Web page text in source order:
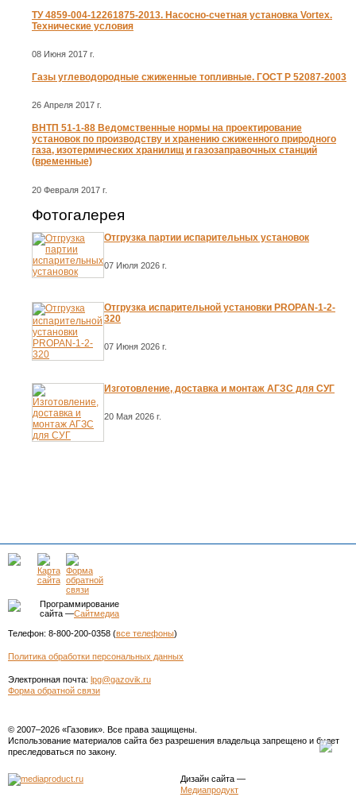
ТУ 4859-004-12261875-2013. Насосно-счетная установка Vortex.
Технические условия
08 Июня 2017 г.
Газы углеводородные сжиженные топливные. ГОСТ Р 52087-2003
26 Апреля 2017 г.
ВНТП 51-1-88 Ведомственные нормы на проектирование
установок по производству и хранению сжиженного природного
газа, изотермических хранилищ и газозаправочных станций
(временные)
20 Февраля 2017 г.
Фотогалерея
Отгрузка партии испарительных установок
07 Июля 2026 г.
Отгрузка испарительной установки PROPAN-1-2-
320
07 Июня 2026 г.
Изготовление, доставка и монтаж АГЗС для СУГ
20 Мая 2026 г.
Программирование
сайта —Сайтмедиа
Телефон: 8-800-200-0358 (все телефоны)
Политика обработки персональных данных
Электронная почта: lpg@gazovik.ru
Форма обратной связи
© 2007–2026 «Газовик». Все права защищены.
Использование материалов сайта без разрешения владельца запрещено и будет
преследоваться по закону.
Дизайн сайта—
Медиапродукт